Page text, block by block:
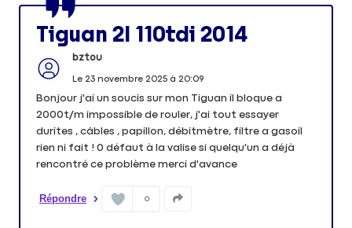
Tiguan 2l 110tdi 2014
bztou
Le 23 novembre 2025à 20:09
Bonjour j'ai un soucis sur mon Tiguan il bloque a
2000t/m impossible de rouler, j'ai tout essayer
durites , câbles , papillon, débitmètre, filtre a gasoil
rien ni fait ! 0 défaut à la valise si quelqu'un a déjà
rencontré ce problème merci d'avance
Répondre 0